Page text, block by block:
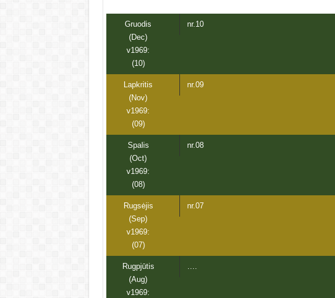
Gruodis
(Dec)
v1969:
(10)
nr.10
Lapkritis
(Nov)
v1969:
(09)
nr.09
Spalis
(Oct)
v1969:
(08)
nr.08
Rugsėjis
(Sep)
v1969:
(07)
nr.07
Rugpjūtis
(Aug)
v1969:
….